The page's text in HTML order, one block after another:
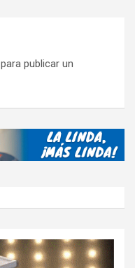
para publicar un